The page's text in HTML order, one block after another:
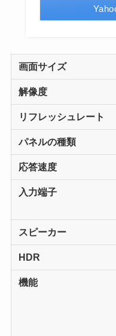
画面サイズ
解像度
リフレッシュレート
パネルの種類
応答速度
入力端子
スピーカー
HDR
機能